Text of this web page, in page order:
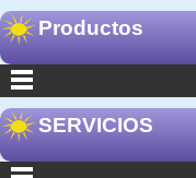
Productos
SERVICIOS